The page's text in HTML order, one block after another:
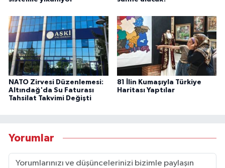
NATO Zirvesi Düzenlemesi:
Altındağ'da Su Faturası
Tahsilat Takvimi Değişti
81 İlin Kumaşıyla Türkiye
Haritası Yaptılar
Yorumlar